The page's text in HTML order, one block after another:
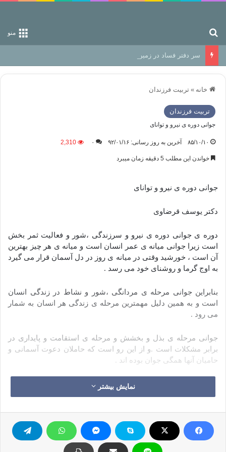
منو
سر دفتر فساد در زمین‌، دوری وکناره‌گیری از راه خداست‌!
خانه » تربیت فرزندان
تربیت فرزندان
جوانی دوره ی نیرو و توانای
۸۵/۱۰/۱۰ آخرین به روز رسانی: ۹۲/۰۱/۱۶ ۰ 2,310
خواندن این مطلب 5 دقیقه زمان میبرد
جوانی دوره ی نیرو و توانای
دکتر یوسف قرضاوی
دوره ی جوانی دوره ی نیرو و سرزندگی ،شور و فعالیت ثمر بخش
است زیرا جوانی میانه ی عمر انسان است و میانه ی هر چیز بهترین
آن است ، خورشید وقتی در میانه ی روز در دل آسمان قرار می گیرد
به اوج گرما و روشنای خود می رسد .
بنابراین جوانی مرحله ی مردانگی ،شور و نشاط در زندگی انسان
است و به همین دلیل مهمترین مرحله ی زندگی هر انسان به شمار
می رود .
جوانی مرحله ی بذل و بخشش و مرحله ی استقامت و پایداری در
برابر مشکلات است .و از این رو است که حاملان دعوت آسمانی و
حامیان آنها همگی جوان بوده اند .
جوانان حاملان وحی و رسالت
فَمَا آمَنَ لِمُوسَى إِلاَّ ذُرِّيَّةٌ مِّن قَوْمِهِ عَلَى خَوْفٍ مِّن فِرْعَوْنَ وَمَلَئِهِمْ أَن
نمایش بیشتر